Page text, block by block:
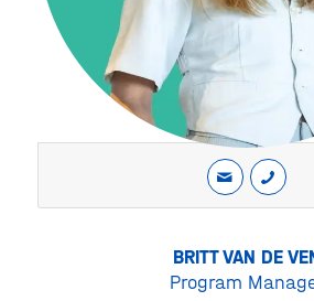
BRITT VAN DE
Program